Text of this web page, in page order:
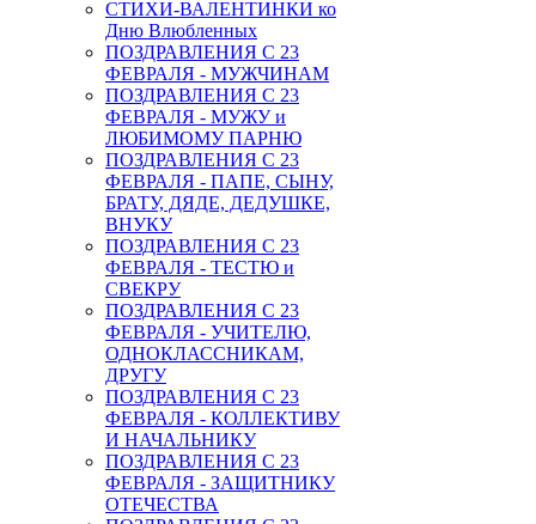
СТИХИ-ВАЛЕНТИНКИ ко
Дню Влюбленных
ПОЗДРАВЛЕНИЯ С 23
ФЕВРАЛЯ - МУЖЧИНАМ
ПОЗДРАВЛЕНИЯ С 23
ФЕВРАЛЯ - МУЖУ и
ЛЮБИМОМУ ПАРНЮ
ПОЗДРАВЛЕНИЯ С 23
ФЕВРАЛЯ - ПАПЕ, СЫНУ,
БРАТУ, ДЯДЕ, ДЕДУШКЕ,
ВНУКУ
ПОЗДРАВЛЕНИЯ С 23
ФЕВРАЛЯ - ТЕСТЮ и
СВЕКРУ
ПОЗДРАВЛЕНИЯ С 23
ФЕВРАЛЯ - УЧИТЕЛЮ,
ОДНОКЛАССНИКАМ,
ДРУГУ
ПОЗДРАВЛЕНИЯ С 23
ФЕВРАЛЯ - КОЛЛЕКТИВУ
И НАЧАЛЬНИКУ
ПОЗДРАВЛЕНИЯ С 23
ФЕВРАЛЯ - ЗАЩИТНИКУ
ОТЕЧЕСТВА